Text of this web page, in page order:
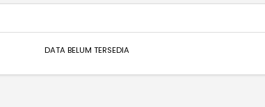
DATA BELUM TERSEDIA